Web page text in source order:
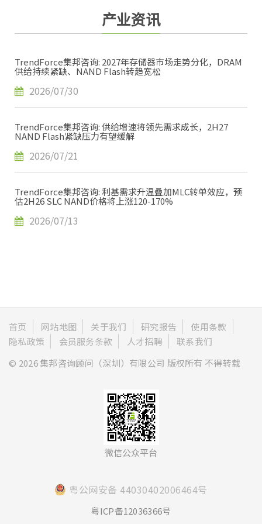
产业资讯
TrendForce集邦咨询: 2027年存储器市场走势分化，DRAM
供给持续紧缺、NAND Flash转趋宽松
2026/07/30
TrendForce集邦咨询: 供给增速将领先需求成长，2H27
NAND Flash紧缺压力有望缓解
2026/07/21
TrendForce集邦咨询: 利基需求升温叠加MLC转单效应，预
估2H26 SLC NAND价格将上涨120-170%
2026/07/13
首页 网站地图 关于我们 研究报告
使用条款
隐私政策
会员服务条款 人才招聘
联系我们
© 2026 集邦咨询顾问（深圳）有限公司 版权所有 不得转载
微信公众平台
粤公网安备 44030402006464号
粤ICP备12036366号